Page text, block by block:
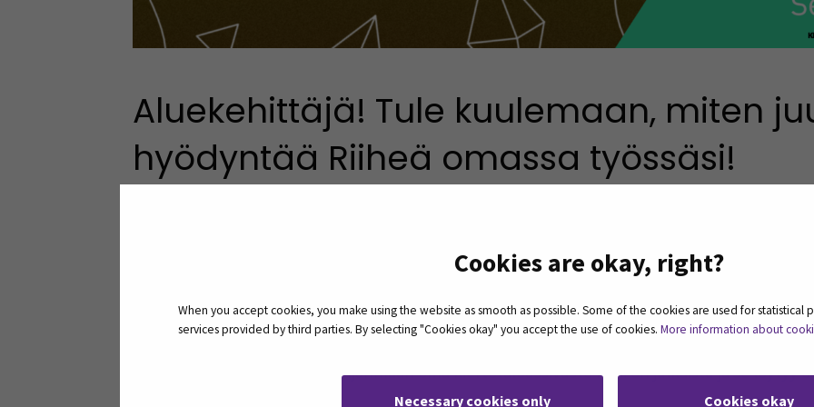
Cookies are okay, right?
When you accept cookies, you make using the website as smooth as possible. Some of the cookies are used for statistical
services provided by third parties. By selecting "Cookies okay" you accept the use of cookies. More information about
Necessary cookies only Cookies okay
Aluekehittäjä! Tule kuulemaan, miten
hyödyntää Riiheä omassa työssäsi!
Tiedätkö mitä on kiertotalous? Tai toimitko jo
kestävän liiketoiminnan parissa tavalla tai
liittyä työhösi jatkossa?
SeAMKin ylläpitämä Etelä-Pohjanmaan oma kiertotaloussivusto Riihi on julkaistu ja se löytyy